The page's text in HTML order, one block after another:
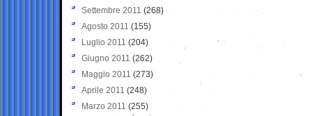
Settembre 2011 (268)
Agosto 2011 (155)
Luglio 2011 (204)
Giugno 2011 (262)
Maggio 2011 (273)
Aprile 2011 (248)
Marzo 2011 (255)